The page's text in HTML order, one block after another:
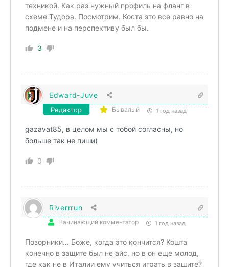
техникой. Как раз нужный профиль на фланг в
схеме Тудора. Посмотрим. Коста это все равно на
подмене и на перспективу был бы.
3
Edward-Juve
Редактор Бывалый 1 год назад
gazavat85, в целом мы с тобой согласны, но
больше так не пиши)
0
Riverrrun
Начинающий комментатор 1 год назад
Позорники… Боже, когда это кончится? Кошта
конечно в защите был не айс, но в он еще молод,
где как не в Италии ему учиться играть в защите?